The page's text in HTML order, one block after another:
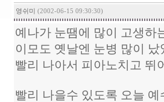
영쉬미 (2002-06-15 09:30:30)
예나가 눈땜에 많이 고생하
이모도 옛날엔 눈병 많이
빨리 나아서 피아노치고 뛰
빨리 나을수 있도록 오늘